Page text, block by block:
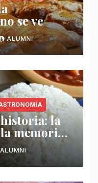
se ve
ALUMNI
la
memoria
Rico
ALUMNI